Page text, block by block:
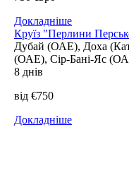
Докладніше
Круїз "Перлини
Дубай (ОАЕ), Доха
(ОАЕ), Сір-Бані-Яс
8 днів
від €750
Докладніше